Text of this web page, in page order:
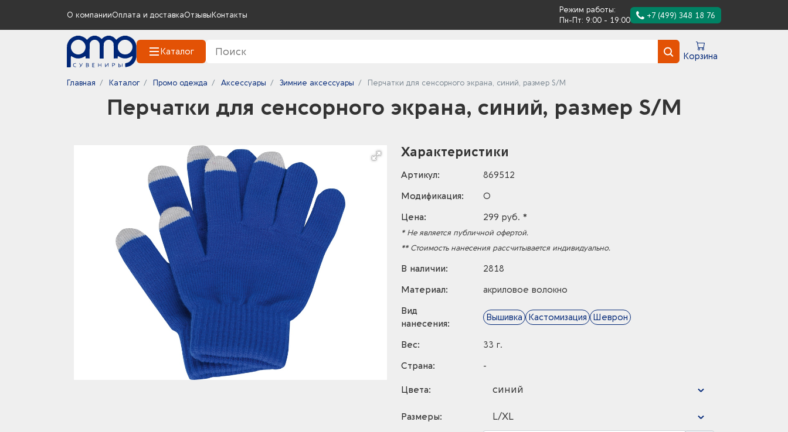
О компанииОплата и доставкаОтзывы Контакты
Режим работы:
Пн-Пт: 9:00 - 19:00
+7 (499) 348 18 76
Каталог Корзина
Главная Каталог Промо одежда Аксессуары Зимние аксессуары Перчатки для сенсорного экрана, синий, размер S/M
Перчатки для сенсорного экрана, синий, размер S/M
Характеристики
Артикул:
869512
Модификация:
O
Цена:
299 руб. *
* Не является публичной офертой.
** Стоимость нанесения рассчитывается индивидуально.
В наличии:
2818
Материал:
акриловое волокно
Вид
нанесения:
Вышивка Кастомизация Шеврон
Вес:
33 г.
Страна:
-
Цвета: синий
Размеры: L/XL